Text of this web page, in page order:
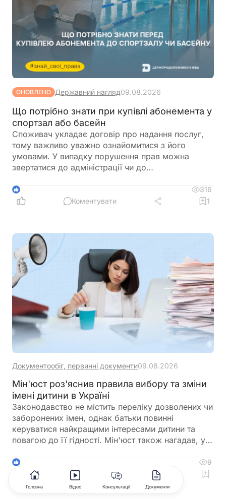
ОНОВЛЕНО Державний нагляд09.08.2026
Що потрібно знати при купівлі абонемента у
спортзал або басейн
Споживач укладає договір про надання послуг,
тому важливо уважно ознайомитися з його
умовами. У випадку порушення прав можна
звертатися до адміністрації чи до
1
316
Коментувати
1
Документообіг, первинні документи09.08.2026
Мін'юст роз'яснив правила вибору та зміни
імені дитини в Україні
Законодавство не містить переліку дозволених чи
заборонених імен, однак батьки повинні
керуватися найкращими інтересами дитини та
повагою до її гідності. Мін'юст також нагадав, у
дитини
1
9
Коментувати
Головна Відео Консультації Документи